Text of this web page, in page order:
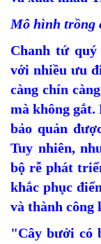
Mô hình trồng
Chanh tứ
với nhiều ưu
càng chín
mà không
bảo quản
Tuy nhiên,
bộ rễ phát
khắc phục
và thành công
"Cây bưởi có